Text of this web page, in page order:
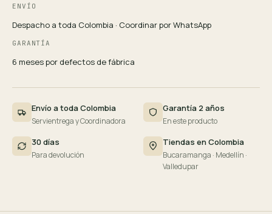
ENVÍO
Despacho a toda Colombia · Coordinar por WhatsApp
GARANTÍA
6 meses por defectos de fábrica
Envío a toda Colombia
Servientrega y Coordinadora
Garantía 2 años
En este producto
30 días
Para devolución
Tiendas en Colombia
Bucaramanga · Medellín ·
Valledupar